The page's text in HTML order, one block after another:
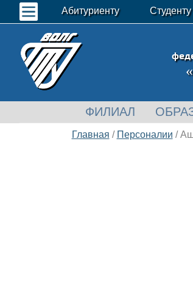
Абитуриенту Студенту
ФИЛИАЛ
Главная / Персоналии /